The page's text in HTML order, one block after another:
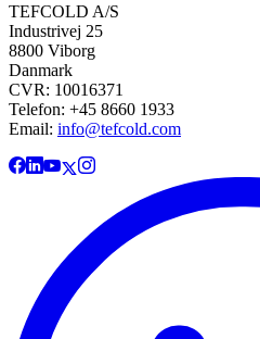
TEFCOLD A/S
Industrivej 25
8800 Viborg
Danmark
CVR: 10016371
Telefon: +45 8660 1933
Email: info@tefcold.com